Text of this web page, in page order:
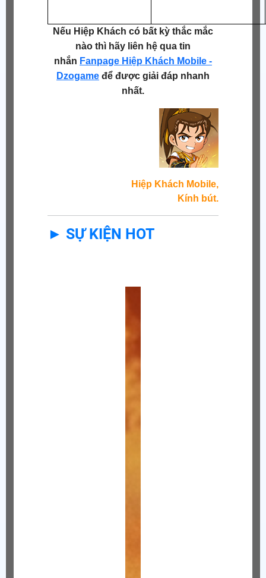
Nếu Hiệp Khách có bất kỳ thắc mắc
nào thì hãy liên hệ qua tin
nhắn Fanpage Hiệp Khách Mobile -
Dzogame để được giải đáp nhanh
nhất.
Hiệp Khách Mobile,
Kính bút.
► SỰ KIỆN HOT